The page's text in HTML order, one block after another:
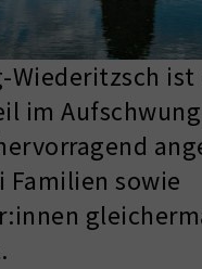
Wiederitzsch ist
im
Familien sowie